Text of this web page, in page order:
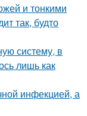
и тонкими
так, будто
систему, в
лишь как
инфекцией, а